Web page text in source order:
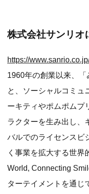
株式会社サンリオ
https://
1960年の創業以来、
と、ソーシャルコミュ
ーキティやポムポムプ
ラクターを生み出し、
バルでのライセンスビ
く事業を拡大する世界
World, Connecting
ターテイメントを通じ